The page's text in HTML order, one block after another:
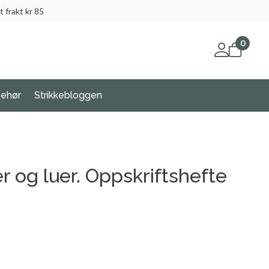
frakt kr 85
0
Strikkebloggen
og luer. Oppskriftshefte